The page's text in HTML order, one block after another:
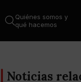
Quiénes somos y
qué hacemos
Noticias